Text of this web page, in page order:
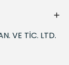
VE TİC. LTD.